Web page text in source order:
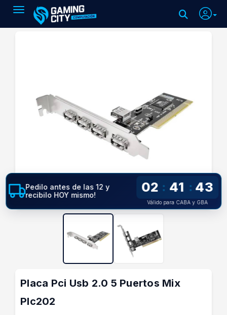
Toggle navigation
Placa Pci Usb 2.0 5 Puertos Mix
Plc202
Pedilo antes de las 12 y
recibilo HOY mismo!
02 : 41 : 42
Válido para CABA y GBA